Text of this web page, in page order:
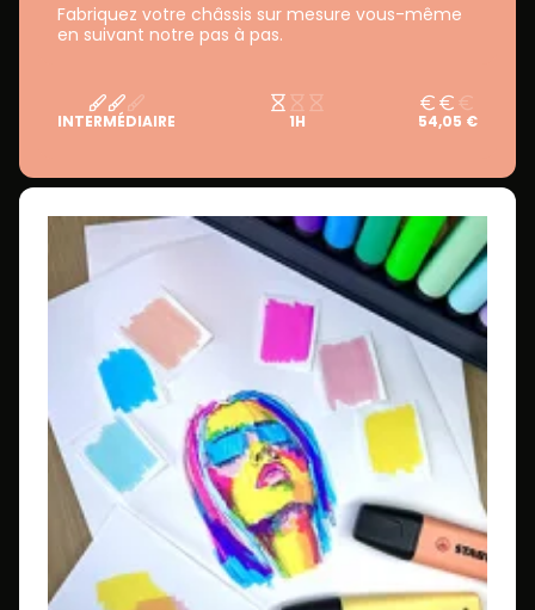
Fabriquez votre châssis sur mesure vous-même
en suivant notre pas à pas.
INTERMÉDIAIRE 1H 54,05 €